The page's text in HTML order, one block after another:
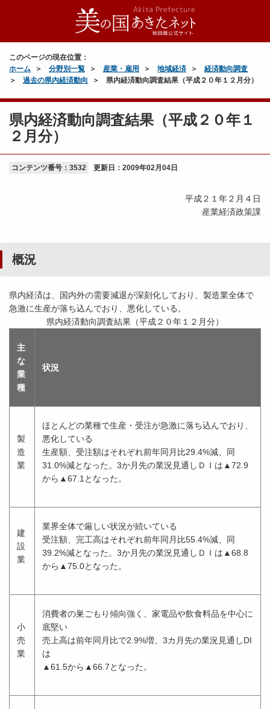
このページの現在位置：
ホーム
分野別一覧 産業・雇用 地域経済
経済動向調査
過去の県内経済動向
県内経済動向調査結果（平成２０年１２月分）
県内経済動向調査結果（平成２０年１
２月分）
コンテンツ番号：3532 更新日： 2009年02月04日
平成２１年２月４日
産業経済政策課
概況
県内経済は、国内外の需要減退が深刻化しており、製造業全体で
急激に生産が落ち込んでおり、悪化している。
主
な
業
種
状況
県内経済動向調査結果（平成２０年１２月分）
製
造
業
ほとんどの業種で生産・受注が急激に落ち込んでおり、
悪化している
生産額、受注額はそれぞれ前年同月比29.4%減、同
31.0%減となった。3か月先の業況見通しＤＩは▲72.9
から▲67.1となった。
建
設
業
業界全体で厳しい状況が続いている
受注額、完工高はそれぞれ前年同月比55.4%減、同
39.2%減となった。3か月先の業況見通しＤＩは▲68.8
から▲75.0となった。
小
売
業
消費者の巣ごもり傾向強く、家電品や飲食料品を中心に
底堅い
売上高は前年同月比で2.9%増、3カ月先の業況見通しDI
は
▲61.5から▲66.7となった。